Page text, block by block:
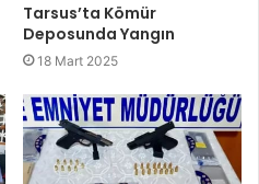
Tarsus’ta Kömür
Deposunda Yangın
18 Mart 2025